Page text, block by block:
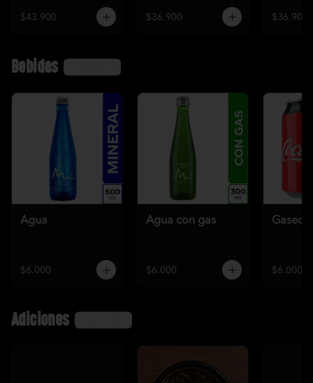
$43.900 $36.900 $36.900
Bebidas
Agua
$6.000
Agua con gas
$6.000 $6.000
Adiciones